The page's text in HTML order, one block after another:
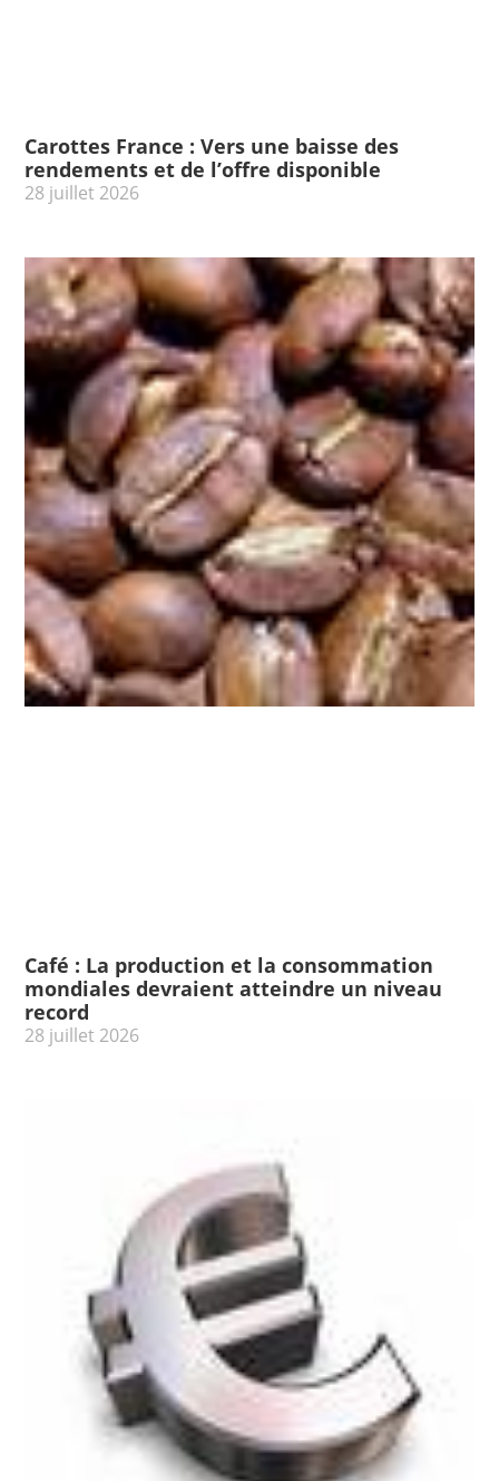
Carottes France : Vers une baisse des
rendements et de l’offre disponible
28 juillet 2026
Café : La production et la consommation
mondiales devraient atteindre un niveau
record
28 juillet 2026